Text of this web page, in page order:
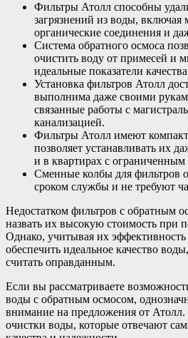
Фильтры Атолл способны
загрязнений из воды, включая
органические соединения и
Система обратного осмоса
очистить воду от примесей и
идеальные показатели
Установка фильтров Атолл
выполнима даже своими
связанные работы с
канализацией.
Фильтры Атолл имеют
позволяет устанавливать их
и в квартирах с ограниченным
Сменные колбы для фильтров
сроком службы и не требуют
Недостатком фильтров с обратным
назвать их высокую стоимость при
Однако, учитывая их
обеспечить идеальное качество
считать оправданным.
Если вы рассматриваете
воды с обратным осмосом,
внимание на предложения от
очистки воды, которые отвечают